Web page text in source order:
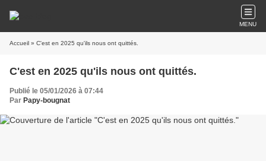
MENU
Accueil » C'est en 2025 qu'ils nous ont quittés.
C'est en 2025 qu'ils nous ont quittés.
Publié le 05/01/2026 à 07:44
Par Papy-bougnat